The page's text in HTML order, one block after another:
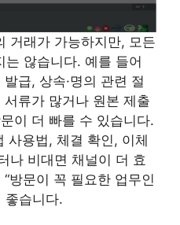
거래가 가능하지만, 모든
않습니다. 예를 들어
급, 상속·명의 관련 절
류가 많거나 원본 제출
이 더 빠를 수 있습니다.
사용법, 체결 확인, 이체
나 비대면 채널이 더 효
방문이 꼭 필요한 업무인
좋습니다.